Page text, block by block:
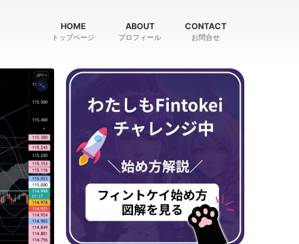
HOME
トップページ
ABOUT
プロフィール
CONTACT
お問合せ